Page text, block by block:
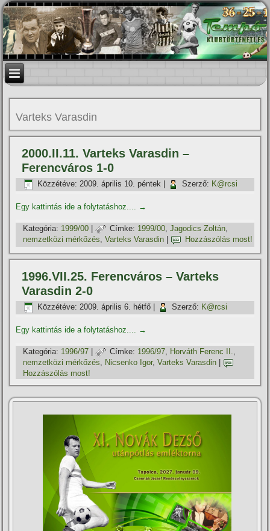
Varteks Varasdin
2000.II.11. Varteks Varasdin –
Ferencváros 1-0
Közzétéve: 2009. április 10. péntek Szerző: K@rcsi
Egy kattintás ide a folytatáshoz.... →
Kategória: 1999/00 | Címke: 1999/00,Jagodics Zoltán,
nemzetközi mérkőzés,Varteks Varasdin Hozzászólás most!
1996.VII.25. Ferencváros – Varteks
Varasdin 2-0
Közzétéve: 2009. április 6. hétfő Szerző: K@rcsi
Egy kattintás ide a folytatáshoz.... →
Kategória: 1996/97 | Címke: 1996/97, Horváth Ferenc II.,
nemzetközi mérkőzés, Nicsenko Igor,Varteks Varasdin
Hozzászólás most!